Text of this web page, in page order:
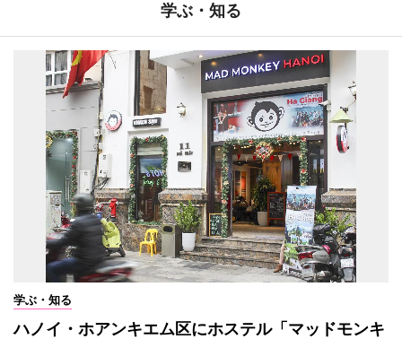
学ぶ・知る
学ぶ・知る
ハノイ・ホアンキエム区にホステル「マッドモンキ